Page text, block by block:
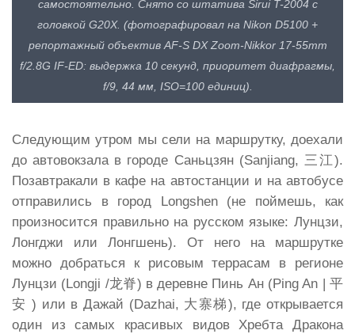
самостоятельно. Снято со штатива Sirui T-2004 с
головкой G20X. (фотографировал на Nikon D5100 +
репортажный объектив AF-S DX Zoom-Nikkor 17-55mm
f/2.8G IF-ED: выдержка 10 секунд, приоритет диафрагмы,
f/9, 44 мм, ISO=100 единиц).
Следующим утром мы сели на маршрутку, доехали
до автовокзала в городе Саньцзян (Sanjiang, 三江).
Позавтракали в кафе на автостанции и на автобусе
отправились в город Longshen (не поймешь, как
произносится правильно на русском языке: Лунцзи,
Лонгджи или Лонгшень). От него на маршрутке
можно добраться к рисовым террасам в регионе
Лунцзи (Longji /龙脊) в деревне Пинь Ан (Ping An | 平
安 ) или в Дажай (Dazhai, 大寨梯), где открывается
один из самых красивых видов Хребта Дракона